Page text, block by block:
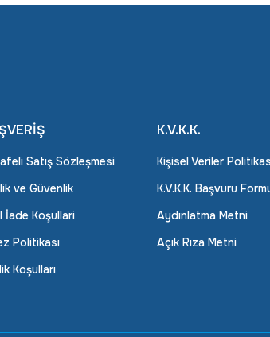
Satış Sözleşmesi
ve Güvenlik
İade Koşullari
Politikası
Koşulları
K.V.K.K.
Kişisel Veriler
K.V.K.K. Başvuru
Aydınlatma Metni
Açık Rıza Metni